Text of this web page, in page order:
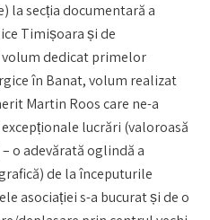
la secția documentară a
Timișoara și de
dedicat primelor
în Banat, volum realizat
Martin Roos care ne-a
lucrări (valoroasă
o adevărată oglindă a
de la începuturile
asociației s-a bucurat și de o